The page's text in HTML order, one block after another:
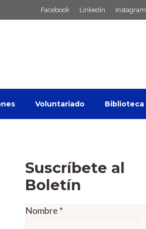
Facebook Linkedin Instagram
Voluntariado Biblioteca
Suscríbete al
Boletín
Nombre *